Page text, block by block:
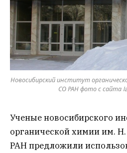
Новосибирский институт
СО РАН фото с сайта
Ученые новосибирского
органической химии им.
РАН предложили